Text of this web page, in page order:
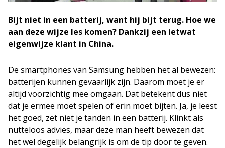
Bijt niet in een batterij, want hij bijt terug. Hoe we
aan deze wijze les komen? Dankzij een ietwat
eigenwijze klant in China.
De smartphones van Samsung hebben het al bewezen:
batterijen kunnen gevaarlijk zijn. Daarom moet je er
altijd voorzichtig mee omgaan. Dat betekent dus niet
dat je ermee moet spelen of erin moet bijten. Ja, je leest
het goed, zet niet je tanden in een batterij. Klinkt als
nutteloos advies, maar deze man heeft bewezen dat
het wel degelijk belangrijk is om de tip door te geven.